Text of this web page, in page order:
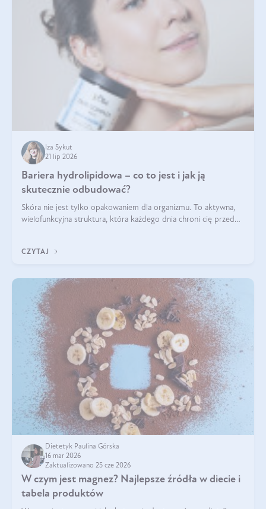
Iza Sykut
21 lip 2026
Bariera hydrolipidowa – co to jest i jak ją
skutecznie odbudować?
Skóra nie jest tylko opakowaniem dla organizmu. To aktywna,
wielofunkcyjna struktura, która każdego dnia chroni cię przed
bariera hydrolipidowa.
CZYTAJ
Dietetyk Paulina Górska
16 mar 2026
Zaktualizowano 25 cze 2026
W czym jest magnez? Najlepsze źródła w diecie i
tabela produktów